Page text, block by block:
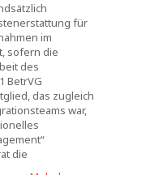
für
im
sofern die
des
BetrVG
das zugleich
war,
die